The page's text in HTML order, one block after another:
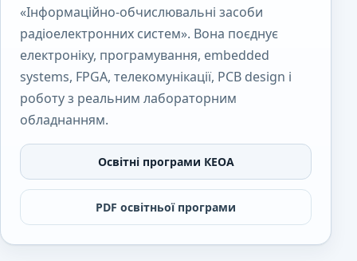
«Інформаційно-обчислювальні засоби
радіоелектронних систем». Вона поєднує
електроніку, програмування, embedded
systems, FPGA, телекомунікації, PCB design і
роботу з реальним лабораторним
обладнанням.
Освітні програми КЕОА
PDF освітньої програми